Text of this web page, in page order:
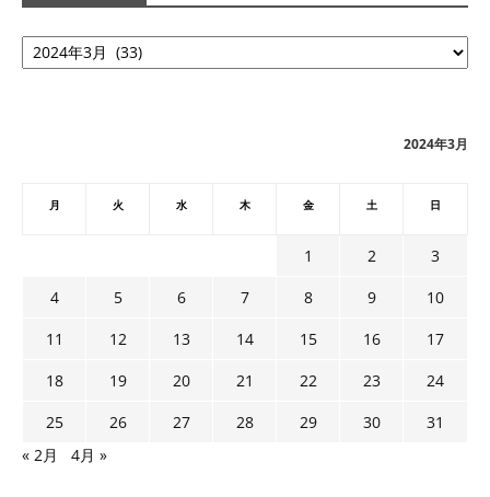
ア
ー
2024年3月
月 火 水 木 金 土 日
1 2
3
4
5 6 7 8 9
10
11
12 13 14 15 16
17
18
19 20 21 22 23
24
25
26 27 28 29 30
31
« 2月
4月 »